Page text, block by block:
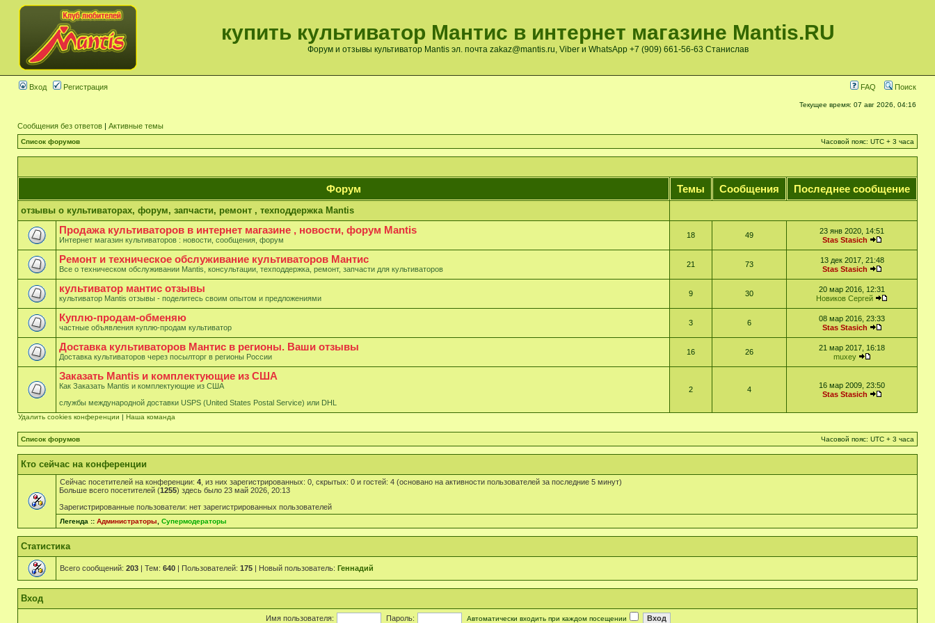
купить культиватор Мантис в интернет магазине Mantis.RU
Форум и отзывы культиватор Mantis эл. почта zakaz@mantis.ru, Viber и WhatsApp +7 (909) 661-56-63 Станислав
Вход Регистрация FAQ Поиск
Текущее время: 07 авг 2026, 04:16
Сообщения без ответов | Активные темы
Список форумов Часовой пояс: UTC + 3 часа
Форум Темы Сообщения Последнее сообщение
отзывы о культиваторах, форум, запчасти, ремонт , техподдержка Mantis
Продажа культиваторов в интернет магазине , новости, форум Mantis
Интернет магазин культиваторов : новости, сообщения, форум
18 49
23 янв 2020, 14:51
Stas Stasich
Ремонт и техническое обслуживание культиваторов Мантис
Все о техническом обслуживании Mantis, консультации, техподдержка, ремонт, запчасти для культиваторов
21 73
13 дек 2017, 21:48
Stas Stasich
культиватор мантис отзывы
культиватор Mantis отзывы - поделитесь своим опытом и предложениями
9 30
20 мар 2016, 12:31
Новиков Сергей
Куплю-продам-обменяю
частные объявления куплю-продам культиватор
3 6
08 мар 2016, 23:33
Stas Stasich
Доставка культиваторов Мантис в регионы. Ваши отзывы
Доставка культиваторов через посылторг в регионы России
16 26
21 мар 2017, 16:18
muxey
Заказать Mantis и комплектующие из США
Как Заказать Mantis и комплектующие из США
службы международной доставки USPS (United States Postal Service) или DHL
2 4
16 мар 2009, 23:50
Stas Stasich
Удалить cookies конференции | Наша команда
Список форумов Часовой пояс: UTC + 3 часа
Кто сейчас на конференции
Сейчас посетителей на конференции: 4 , из них зарегистрированных: 0, скрытых: 0 и гостей: 4 (основано на активности пользователей за последние 5 минут)
Больше всего посетителей (1255) здесь было 23 май 2026, 20:13
Зарегистрированные пользователи: нет зарегистрированных пользователей
Легенда :: Администраторы Супермодераторы
Статистика
Всего сообщений: 203 | Тем: 640 | Пользователей: 175 | Новый пользователь: Геннадий
Вход
Имя пользователя: Пароль: Автоматически входить при каждом посещении